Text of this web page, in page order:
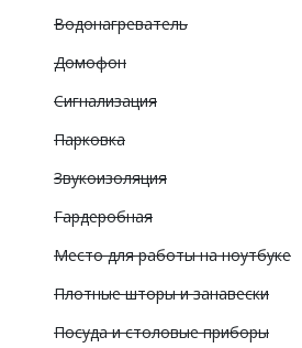
Водонагреватель
Домофон
Сигнализация
Парковка
Звукоизоляция
Гардеробная
Место для работы на ноутбуке
Плотные шторы и занавески
Посуда и столовые приборы